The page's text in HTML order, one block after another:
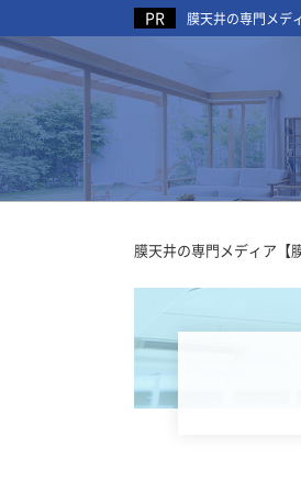
膜天井の専門メデ
膜天井の専門メディア【